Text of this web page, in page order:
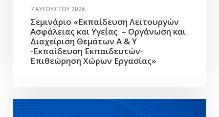
7 ΑΥΓΟΎΣΤΟΥ 2026
Σεμινάριο «Εκπαίδευση Λειτουργών
Ασφάλειας και Υγείας – Οργάνωση και
Διαχείριση Θεμάτων Α & Υ
-Εκπαίδευση Εκπαιδευτών-
Επιθεώρηση Χώρων Εργασίας»